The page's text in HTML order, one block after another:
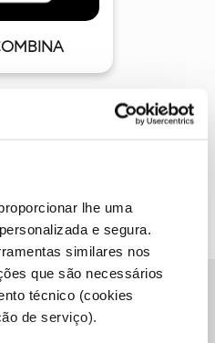
lhe uma
e segura.
similares nos
que são necessários
técnico (cookies
de serviço).
de julho